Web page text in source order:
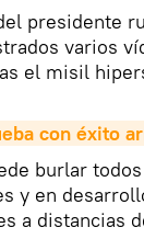
presidente
varios
el misil
con éxito
burlar
y en
a distancias